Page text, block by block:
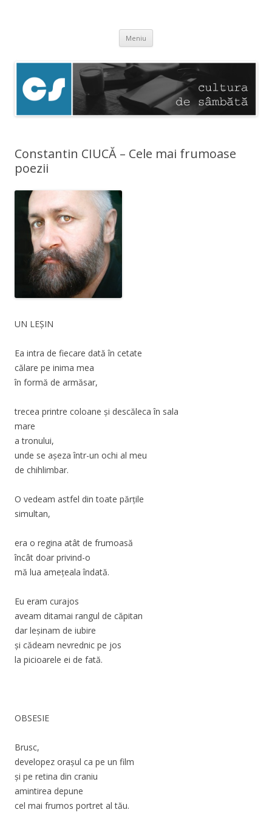
Meniu
Constantin CIUCĂ – Cele mai frumoase
poezii
UN LEȘIN
Ea intra de fiecare dată în cetate
călare pe inima mea
în formă de armăsar,
trecea printre coloane şi descăleca în sala
mare
a tronului,
unde se așeza într-un ochi al meu
de chihlimbar.
O vedeam astfel din toate părțile
simultan,
era o regina atât de frumoasă
încât doar privind-o
mă lua amețeala îndată.
Eu eram curajos
aveam ditamai rangul de căpitan
dar leșinam de iubire
şi cădeam nevrednic pe jos
la picioarele ei de fată.
OBSESIE
Brusc,
developez orașul ca pe un film
și pe retina din craniu
amintirea depune
cel mai frumos portret al tău.